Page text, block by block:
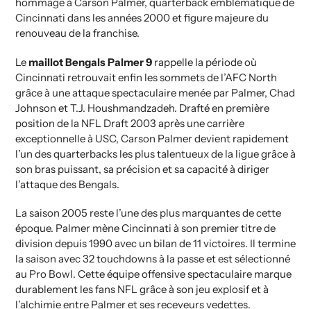
hommage à Carson Palmer, quarterback emblématique de
Cincinnati dans les années 2000 et figure majeure du
renouveau de la franchise.
Le maillot Bengals Palmer 9 rappelle la période où
Cincinnati retrouvait enfin les sommets de l’AFC North
grâce à une attaque spectaculaire menée par Palmer, Chad
Johnson et T.J. Houshmandzadeh. Drafté en première
position de la NFL Draft 2003 après une carrière
exceptionnelle à USC, Carson Palmer devient rapidement
l’un des quarterbacks les plus talentueux de la ligue grâce à
son bras puissant, sa précision et sa capacité à diriger
l’attaque des Bengals.
La saison 2005 reste l’une des plus marquantes de cette
époque. Palmer mène Cincinnati à son premier titre de
division depuis 1990 avec un bilan de 11 victoires. Il termine
la saison avec 32 touchdowns à la passe et est sélectionné
au Pro Bowl. Cette équipe offensive spectaculaire marque
durablement les fans NFL grâce à son jeu explosif et à
l’alchimie entre Palmer et ses receveurs vedettes.